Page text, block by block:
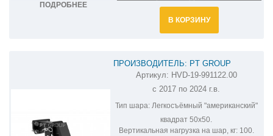
ПОДРОБНЕЕ
В КОРЗИНУ
ПРОИЗВОДИТЕЛЬ: PT GROUP
ФАРКОП НА HAVAL H9 HVD-19-
991101.22/HVD-19-991122.00
Артикул: HVD-19-991122.00
c 2017 по 2024 г.в.
Тип шара:Легкосъёмный "американский"
квадрат 50х50.
Вертикальная нагрузка на шар, кг:100.